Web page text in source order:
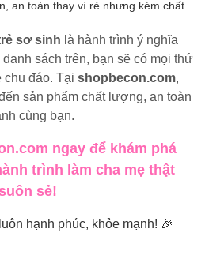
an toàn thay vì rẻ nhưng kém chất
sơ sinh là hành trình ý nghĩa
sách trên, bạn sẽ có mọi thứ
chu đáo. Tại shopbecon.com,
sản phẩm chất lượng, an toàn
cùng bạn.
ngay để khám phá
trình làm cha mẹ thật
suôn sẻ!
hạnh phúc, khỏe mạnh! 🎉